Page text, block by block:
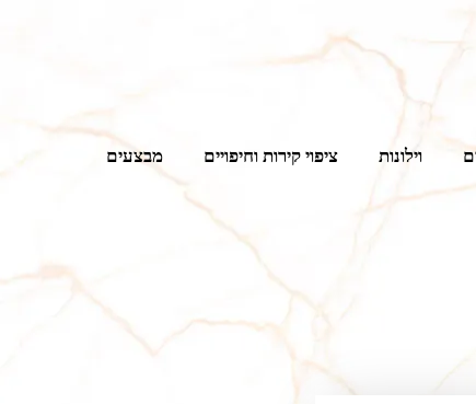
וילונות ציפוי קירות וחיפויים מבצעים